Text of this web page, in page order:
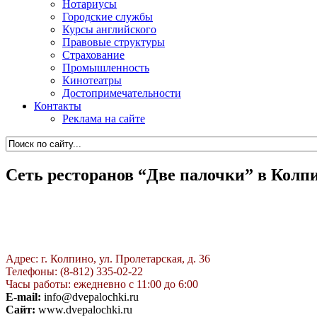
Нотариусы
Городские службы
Курсы английского
Правовые структуры
Страхование
Промышленность
Кинотеатры
Достопримечательности
Контакты
Реклама на сайте
Сеть ресторанов “Две палочки” в
Адрес: г. Колпино, ул. Пролетарская, д. 36
Телефоны: (8-812) 335-02-22
Часы работы: ежедневно с 11:00 до 6:00
E-mail: info@dvepalochki.ru
Сайт: www.dvepalochki.ru